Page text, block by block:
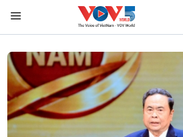
menu trang chủ tiếng Indo
menu phụ tiếng Indo